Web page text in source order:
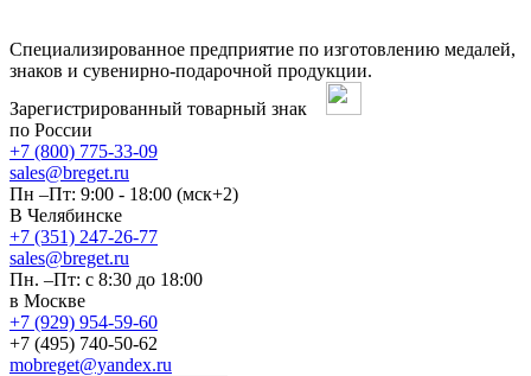
Специализированное предприятие по изготовлению медалей,
знаков и сувенирно-подарочной продукции.
Зарегистрированный товарный знак
по России
+7 (800) 775-33-09
sales@breget.ru
Пн –Пт: 9:00 - 18:00 (мск+2)
В Челябинске
+7 (351) 247-26-77
sales@breget.ru
Пн. –Пт: с 8:30 до 18:00
в Москве
+7 (929) 954-59-60
+7 (495) 740-50-62
mobreget@yandex.ru